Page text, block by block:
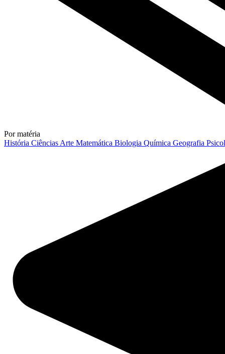
Por matéria
História Ciências Arte Matemática Biologia Química Geografia